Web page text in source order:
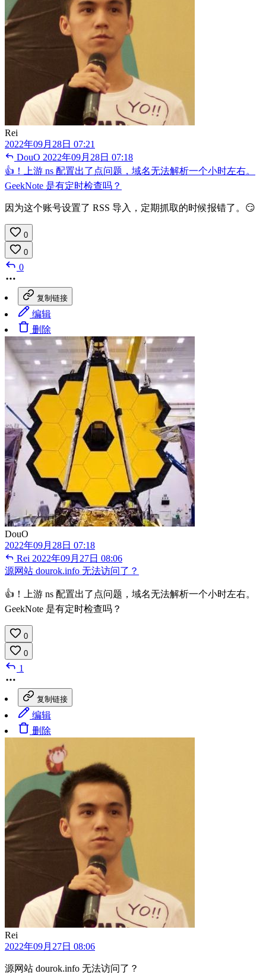
Rei
2022年09月28日 07:21
DouO 2022年09月28日 07:18
👍！上游 ns 配置出了点问题，域名无法解析一个小时左右。
GeekNote 是有定时检查吗？
因为这个账号设置了 RSS 导入，定期抓取的时候报错了。😏
0
0
0
复制链接
编辑
删除
DouO
2022年09月28日 07:18
Rei 2022年09月27日 08:06
源网站 dourok.info 无法访问了？
👍！上游 ns 配置出了点问题，域名无法解析一个小时左右。
GeekNote 是有定时检查吗？
0
0
1
复制链接
编辑
删除
Rei
2022年09月27日 08:06
源网站 dourok.info 无法访问了？